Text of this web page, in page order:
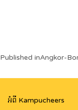
Post
navigation
Published inAngkor-
អំពី Kampucheers